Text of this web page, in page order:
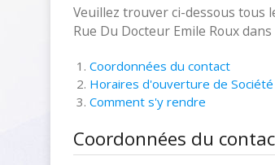
Veuillez trouver ci-dessous tous
Rue Du Docteur Emile Roux
Coordonnées du contact
Horaires d'ouverture de
Comment s'y rendre
Coordonnées du